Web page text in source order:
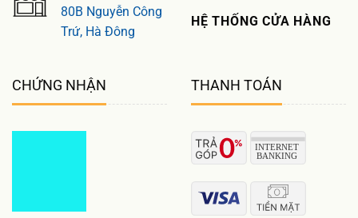
80B Nguyễn Công
Trứ, Hà Đông
HỆ THỐNG CỬA HÀNG
CHỨNG NHẬN THANH TOÁN